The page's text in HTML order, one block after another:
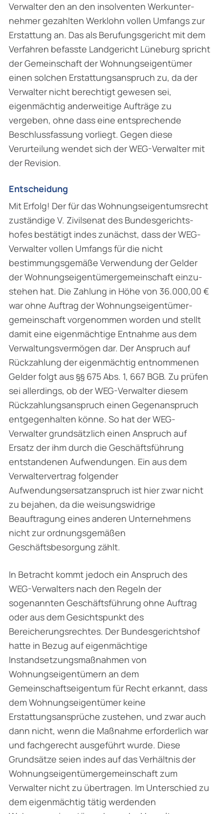
Verwalter den an den insolventen Werkunter­
nehmer gezahlten Werklohn vollen Umfangs zur
Erstattung an. Das als Berufungsgericht mit dem
Verfahren befasste Landgericht Lüneburg spricht
der Gemeinschaft der Wohnungseigen­tümer
einen solchen Erstattungsanspruch zu, da der
Verwalter nicht berechtigt gewesen sei,
eigenmächtig anderweitige Aufträge zu
vergeben, ohne dass eine entsprechende
Beschluss­fassung vorliegt. Gegen diese
Verurteilung wendet sich der WEG-Verwalter mit
der Revision.
Entscheidung
Mit Erfolg! Der für das Wohnungseigentumsrecht
zuständige V. Zivilsenat des Bundesgerichts­
hofes bestätigt indes zunächst, dass der WEG-
Verwalter vollen Umfangs für die nicht
bestimmungsgemäße Verwendung der Gelder
der Wohnungseigentümergemeinschaft einzu­
stehen hat. Die Zahlung in Höhe von 36.000,00 €
war ohne Auftrag der Wohnungseigentümer­
gemeinschaft vorgenommen worden und stellt
damit eine eigenmächtige Entnahme aus dem
Verwaltungsvermögen dar. Der Anspruch auf
Rückzahlung der eigenmächtig entnommenen
Gelder folgt aus §§ 675 Abs. 1, 667 BGB. Zu prüfen
sei allerdings, ob der WEG-Verwalter diesem
Rückzahlungsanspruch einen Gegenanspruch
entgegenhalten könne. So hat der WEG-
Verwalter grundsätzlich einen Anspruch auf
Ersatz der ihm durch die Geschäftsführung
entstan­denen Aufwendungen. Ein aus dem
Verwaltervertrag folgender
Aufwendungsersatzanspruch ist hier zwar nicht
zu bejahen, da die weisungswidrige
Beauftragung eines anderen Unternehmens
nicht zur ordnungsgemäßen
Geschäftsbesorgung zählt.
In Betracht kommt jedoch ein Anspruch des
WEG-Verwalters nach den Regeln der
sogenannten Geschäftsführung ohne Auftrag
oder aus dem Gesichtspunkt des
Bereicherungsrechtes. Der Bundesgerichtshof
hatte in Bezug auf eigenmächtige
Instandsetzungsmaßnahmen von
Wohnungseigentümern an dem
Gemeinschaftseigentum für Recht erkannt, dass
dem Wohnungseigentümer keine
Erstattungsansprüche zustehen, und zwar auch
dann nicht, wenn die Maßnahme erforderlich war
und fachgerecht ausgeführt wurde. Diese
Grundsätze seien indes auf das Verhältnis der
Wohnungseigentümergemeinschaft zum
Verwalter nicht zu über­tragen. Im Unterschied zu
dem eigenmächtig tätig werdenden